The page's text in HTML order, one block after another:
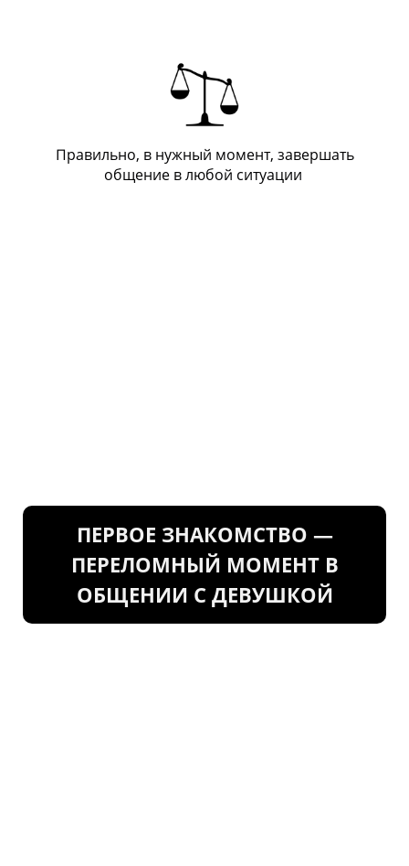
Правильно, в нужный момент, завершать
общение в любой ситуации
ПЕРВОЕ ЗНАКОМСТВО —
ПЕРЕЛОМНЫЙ МОМЕНТ В
ОБЩЕНИИ С ДЕВУШКОЙ